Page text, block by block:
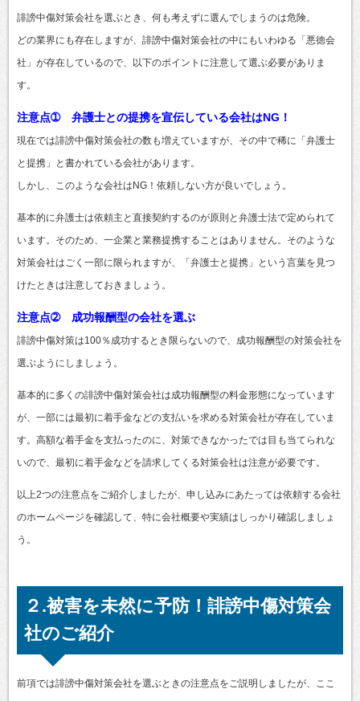
誹謗中傷対策会社を選ぶとき、何も考えずに選んでしまうのは危険。
どの業界にも存在しますが、誹謗中傷対策会社の中にもいわゆる「悪徳会
社」が存在しているので、以下のポイントに注意して選ぶ必要がありま
す。
注意点➀ 弁護士との提携を宣伝している会社はNG！
現在では誹謗中傷対策会社の数も増えていますが、その中で稀に「弁護士
と提携」と書かれている会社があります。
しかし、このような会社はNG！依頼しない方が良いでしょう。
基本的に弁護士は依頼主と直接契約するのが原則と弁護士法で定められて
います。そのため、一企業と業務提携することはありません。そのような
対策会社はごく一部に限られますが、「弁護士と提携」という言葉を見つ
けたときは注意しておきましょう。
注意点➁ 成功報酬型の会社を選ぶ
誹謗中傷対策は100％成功するとき限らないので、成功報酬型の対策会社を
選ぶようにしましょう。
基本的に多くの誹謗中傷対策会社は成功報酬型の料金形態になっています
が、一部には最初に着手金などの支払いを求める対策会社が存在していま
す。高額な着手金を支払ったのに、対策できなかったでは目も当てられな
いので、最初に着手金などを請求してくる対策会社は注意が必要です。
以上2つの注意点をご紹介しましたが、申し込みにあたっては依頼する会社
のホームページを確認して、特に会社概要や実績はしっかり確認しましょ
う。
２.被害を未然に予防！誹謗中傷対策会
社のご紹介
前項では誹謗中傷対策会社を選ぶときの注意点をご説明しましたが、ここ